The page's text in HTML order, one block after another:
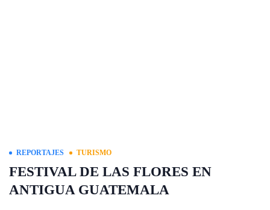
REPORTAJES TURISMO
FESTIVAL DE LAS FLORES EN
ANTIGUA GUATEMALA